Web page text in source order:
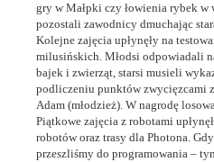
gry w Małpki czy łowienia rybek w
pozostali zawodnicy dmuchając
Kolejne zajęcia upłynęły na
milusińskich. Młodsi odpowiadali
bajek i zwierząt, starsi musieli
podliczeniu punktów zwycięzcami
Adam (młodzież). W nagrodę
Piątkowe zajęcia z robotami
robotów oraz trasy dla Photona.
przeszliśmy do programowania –